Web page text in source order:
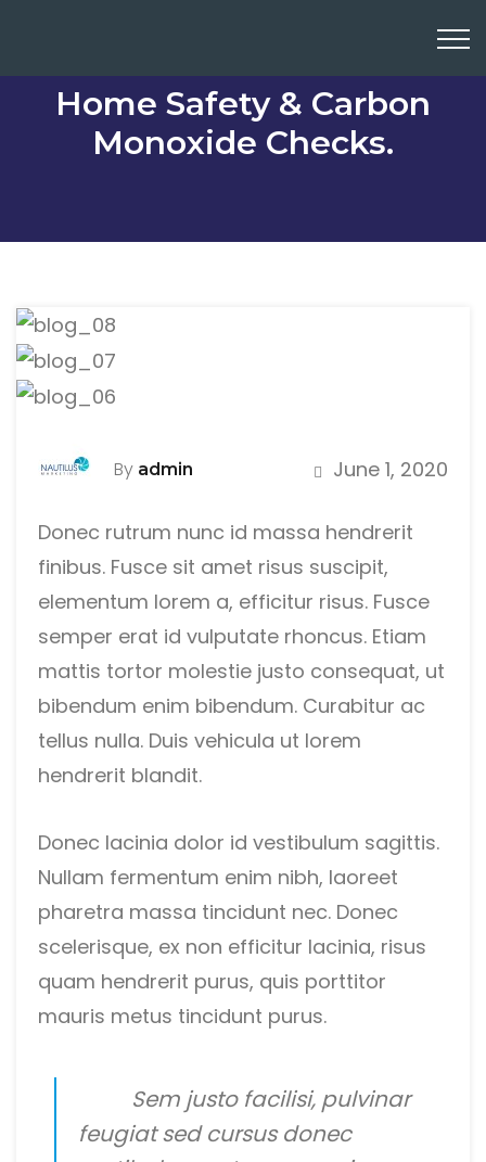
Home Safety & Carbon
Monoxide Checks.
By admin June 1, 2020
Donec rutrum nunc id massa hendrerit
finibus. Fusce sit amet risus suscipit,
elementum lorem a, efficitur risus. Fusce
semper erat id vulputate rhoncus. Etiam
mattis tortor molestie justo consequat, ut
bibendum enim bibendum. Curabitur ac
tellus nulla. Duis vehicula ut lorem
hendrerit blandit.
Donec lacinia dolor id vestibulum sagittis.
Nullam fermentum enim nibh, laoreet
pharetra massa tincidunt nec. Donec
scelerisque, ex non efficitur lacinia, risus
quam hendrerit purus, quis porttitor
mauris metus tincidunt purus.
Sem justo facilisi, pulvinar
feugiat sed cursus donec